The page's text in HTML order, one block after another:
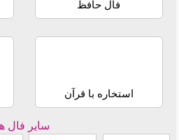
فال حافظ
استخاره با قرآن
سایر فال